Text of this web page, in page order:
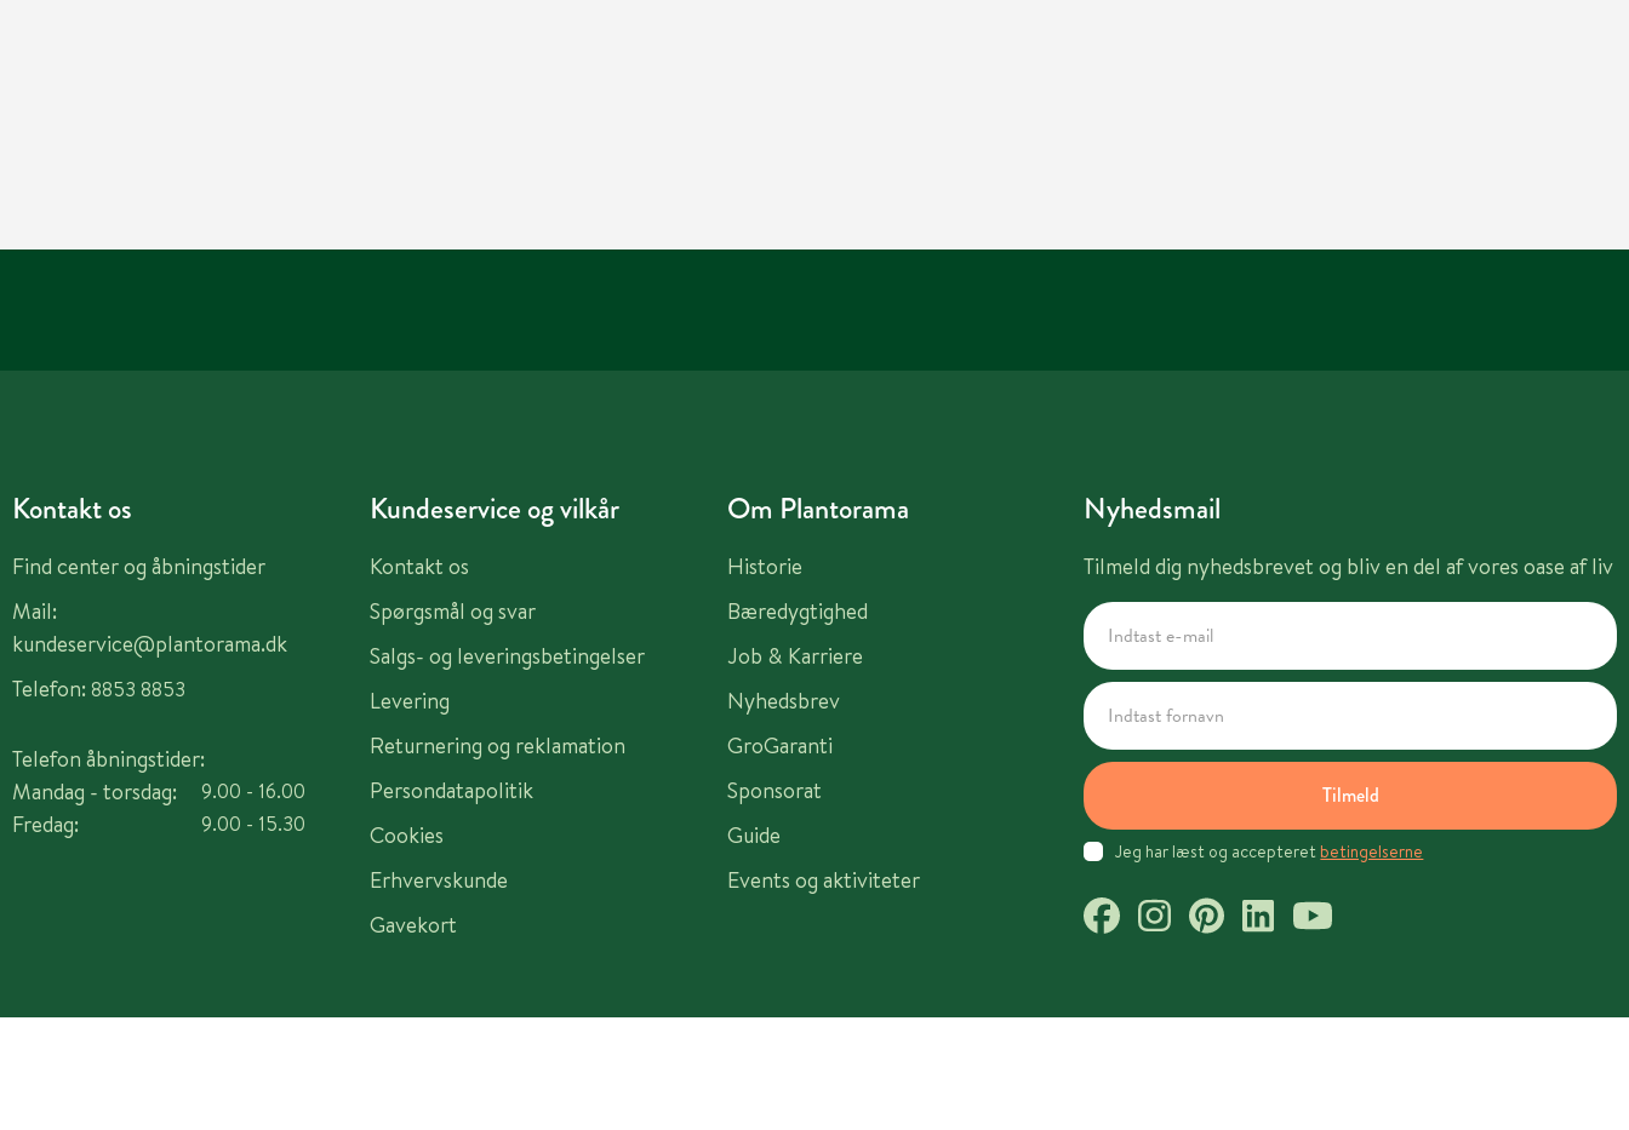
Kontakt os
Find center og åbningstider
Mail:
kundeservice@plantorama.dk
Telefon: 8853 8853
Telefon åbningstider:
Mandag - torsdag:
Fredag:
9.00 - 16.00
9.00 - 15.30
Kundeservice og vilkår
Kontakt os
Spørgsmål og svar
Salgs- og leveringsbetingelser
Levering
Returnering og reklamation
Persondatapolitik
Cookies
Erhvervskunde
Gavekort
Om Plantorama
Historie
Bæredygtighed
Job & Karriere
Nyhedsbrev
GroGaranti
Sponsorat
Guide
Events og aktiviteter
Nyhedsmail
Tilmeld dig nyhedsbrevet og bliv en del af vores oase af liv
Tilmeld
Jeg har læst og accepteret betingelserne